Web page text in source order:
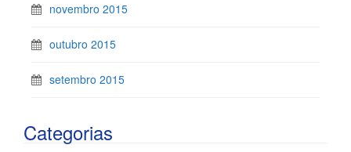
novembro 2015
outubro 2015
setembro 2015
Categorias